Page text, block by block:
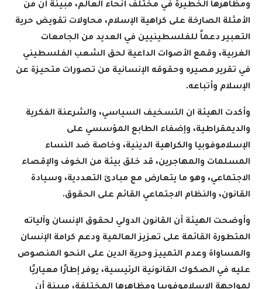
ومظاهرها الخطيرة في مختلف أنحاء العالم، مبينة أن من
الأمثلة الصارخة على كراهية الإسلام، محاولات تقويض حرية
التعبير دعماً للفلسطينيين في العديد من الجامعات
الغربية، وقمع الأصوات الداعية لحق الشعب الفلسطيني
في تقرير مصيره وحقوقه الإنسانية من تصورات متحيزة عن
الإسلام وأتباعه.
وأكدت الهيئة ان التسخيف السياسي، والشرعنة الفكرية
والديمقراطية، وإضفاء الطابع المؤسسي على
الإسلاموفوبيا والكراهية الدينية، وخاصة ضد النساء
المسلمات والمهاجرين، قد خلق بيئة من الخوف والإقصاء
الاجتماعي، وهو ما يتعارض مع مبادئ التعددية، وسيادة
القانون، والنظام الاجتماعي القائم على الحقوق.
وأوضحت الهيئة أن القانون الدولي لحقوق الإنسان وآلياته
المتطورة القائمة على تعزيز العالمية ودعم كرامة الإنسان
والمساواة وعدم التمييز وحرية الدين على النحو المنصوص
عليه في الصكوك القانونية الرئيسية، يوفر إطارًا معياريًا